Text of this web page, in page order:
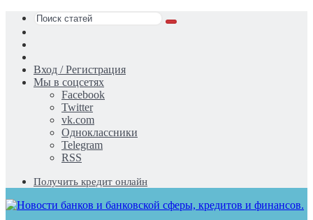
Поиск
статья
Вход / Регистрация
Мы в соцсетях
Facebook
Twitter
vk.com
Одноклассники
Telegram
RSS
Получить кредит онлайн